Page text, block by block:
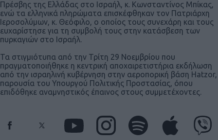
Πρέσβης της Ελλάδας στο Ισραήλ, κ. Κωνσταντίνος Μπίκας,
ενώ τα ελληνικά πληρώματα επισκέφθηκαν τον Πατριάρχη
Ιεροσολύμων, κ. Θεόφιλο, ο οποίος τους συνεχάρη και τους
ευχαρίστησε για τη συμβολή τους στην κατάσβεση των
πυρκαγιών στο Ισραήλ.
Τα στιγμιότυπα από την Τρίτη 29 Νοεμβρίου που
πραγματοποιήθηκε η κεντρική αποχαιρετιστήρια εκδήλωση
από την ισραηλινή κυβέρνηση στην αεροπορική βάση Hatzor,
παρουσία του Υπουργού Πολιτικής Προστασίας, όπου
επιδόθηκε αναμνηστικός έπαινος στους συμμετέχοντες.